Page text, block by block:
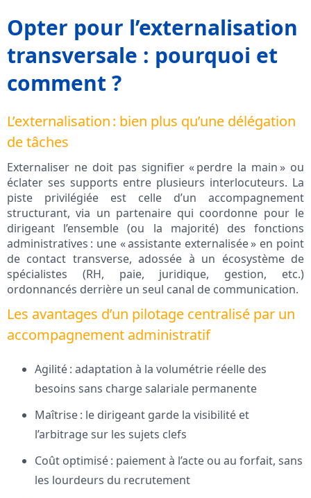
Opter pour l’externalisation
transversale : pourquoi et
comment ?
L’externalisation : bien plus qu’une délégation
de tâches
Externaliser ne doit pas signifier « perdre la main » ou
éclater ses supports entre plusieurs interlocuteurs. La
piste privilégiée est celle d’un accompagnement
structurant, via un partenaire qui coordonne pour le
dirigeant l’ensemble (ou la majorité) des fonctions
administratives : une « assistante externalisée » en point
de contact transverse, adossée à un écosystème de
spécialistes (RH, paie, juridique, gestion, etc.)
ordonnancés derrière un seul canal de communication.
Les avantages d’un pilotage centralisé par un
accompagnement administratif
Agilité : adaptation à la volumétrie réelle des
besoins sans charge salariale permanente
Maîtrise : le dirigeant garde la visibilité et
l’arbitrage sur les sujets clefs
Coût optimisé : paiement à l’acte ou au forfait, sans
les lourdeurs du recrutement